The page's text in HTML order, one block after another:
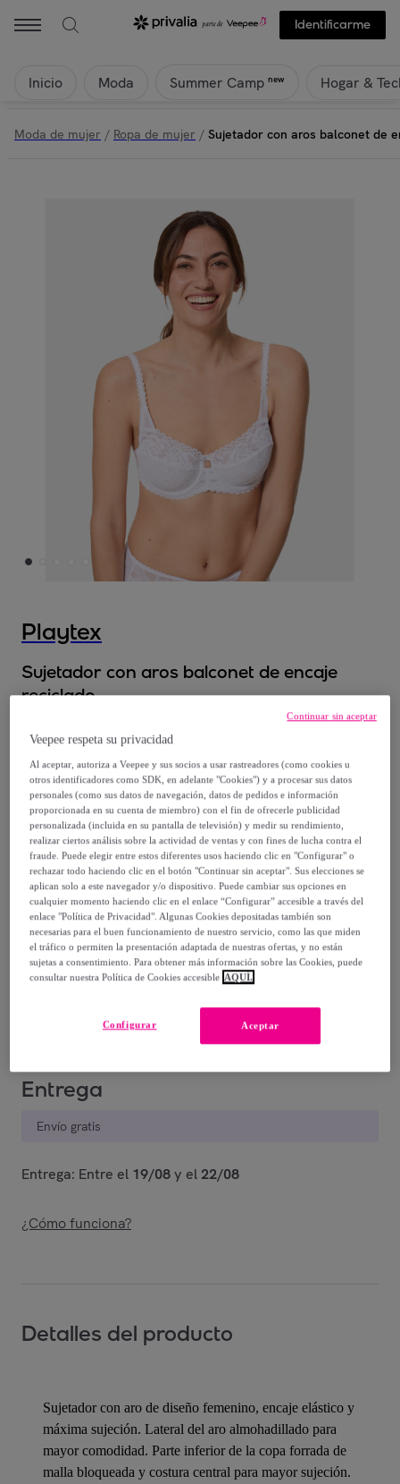
Identificarme
Inicio Moda Summer Camp new Hogar &
Moda de mujer / Ropa de mujer / Sujetador con aros balconet de
Playtex
Sujetador con aros balconet de encaje
reciclado
21,99 €
41,50 €
-47%
Negros Blancos
Entrega
Envío gratis
Entrega: Entre el 19/08y el 22/08
¿Cómo funciona?
Detalles del producto
Sujetador con aro de diseño femenino, encaje elástico y
máxima sujeción. Lateral del aro almohadillado para
mayor comodidad. Parte inferior de la copa forrada de
malla bloqueada y costura central para mayor sujeción.
Veepee respeta su privacidad
Al aceptar, autoriza a Veepee y sus socios a usar rastreadores (como cookies u
otros identificadores como SDK, en adelante "Cookies") y a procesar sus datos
personales (como sus datos de navegación, datos de pedidos e información
proporcionada en su cuenta de miembro) con el fin de ofrecerle publicidad
personalizada (incluida en su pantalla de televisión) y medir su rendimiento,
realizar ciertos análisis sobre la actividad de ventas y con fines de lucha contra el
fraude. Puede elegir entre estos diferentes usos haciendo clic en "Configurar" o
rechazar todo haciendo clic en el botón "Continuar sin aceptar". Sus elecciones se
aplican solo a este navegador y/o dispositivo. Puede cambiar sus opciones en
cualquier momento haciendo clic en el enlace “Configurar” accesible a través del
enlace "Política de Privacidad". Algunas Cookies depositadas también son
necesarias para el buen funcionamiento de nuestro servicio, como las que miden
el tráfico o permiten la presentación adaptada de nuestras ofertas, y no están
sujetas a consentimiento. Para obtener más información sobre las Cookies, puede
consultar nuestra Política de Cookies accesible AQUÍ.
Aceptar
Configurar
Continuar sin aceptar